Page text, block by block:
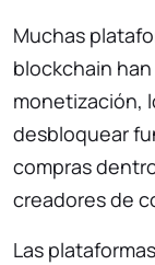
Muchas
blockchain
monetización,
desbloquear
compras
creadores de
Las